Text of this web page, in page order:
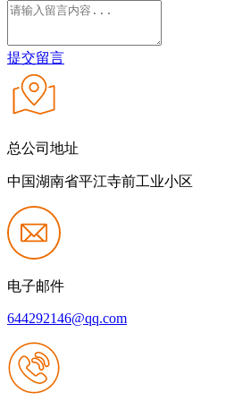
提交留言
总公司地址
中国湖南省平江寺前工业小区
电子邮件
644292146@qq.com